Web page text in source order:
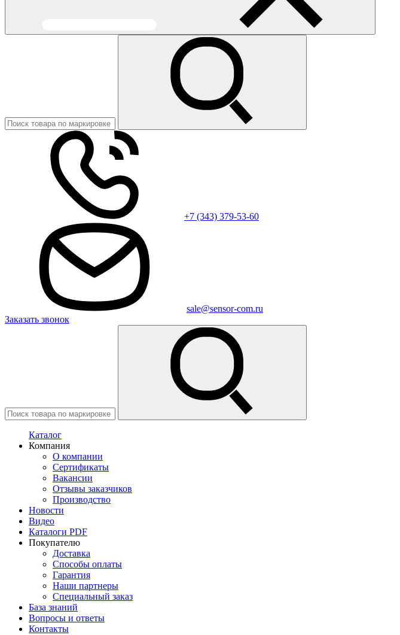
+7 (343) 379-53-60
sale@sensor-com.ru
Заказать звонок
Каталог
Компания
О компании
Сертификаты
Вакансии
Отзывы заказчиков
Производство
Новости
Видео
Каталоги PDF
Покупателю
Доставка
Способы оплаты
Гарантия
Наши партнеры
Специальный заказ
База знаний
Вопросы и ответы
Контакты